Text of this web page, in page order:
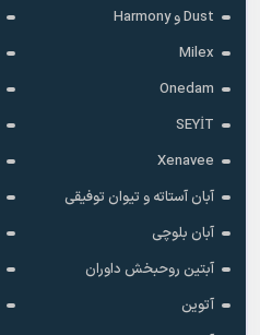
Dust و Harmony
Milex
Onedam
SEYİT
Xenavee
آبان آستاته و تیوان توفیقی
آبان بلوچی
آبتین روحبخش داوران
آتوین